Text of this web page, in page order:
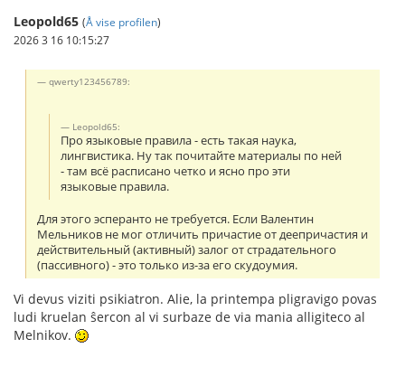
Leopold65 (Å vise profilen)
2026 3 16 10:15:27
qwerty123456789:
Leopold65:
Про языковые правила - есть такая наука,
лингвистика. Ну так почитайте материалы по ней
- там всё расписано четко и ясно про эти
языковые правила.
Для этого эсперанто не требуется. Если Валентин
Мельников не мог отличить причастие от деепричастия и
действительный (активный) залог от страдательного
(пассивного) - это только из-за его скудоумия.
Vi devus viziti psikiatron. Alie, la printempa pligravigo povas
ludi kruelan ŝercon al vi surbaze de via mania alligiteco al
Melnikov.